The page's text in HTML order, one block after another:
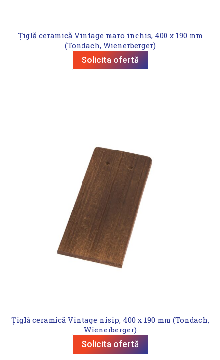
Țiglă ceramică Vintage maro inchis, 400 x 190 mm
(Tondach, Wienerberger)
Solicita ofertă
Țiglă ceramică Vintage nisip, 400 x 190 mm (Tondach,
Wienerberger)
Solicita ofertă